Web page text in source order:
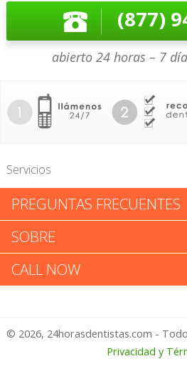
(877)
abierto 24 horas – 7
Servicios
E Ralph Mc Devitt
E Ralph Mc Devitt:
Experiencia
1 – No Feliz
PREGUNTAS FRECUENTES
SOBRE
CALL NOW
© 2026, 24horasdentistas.com -
Privacidad y